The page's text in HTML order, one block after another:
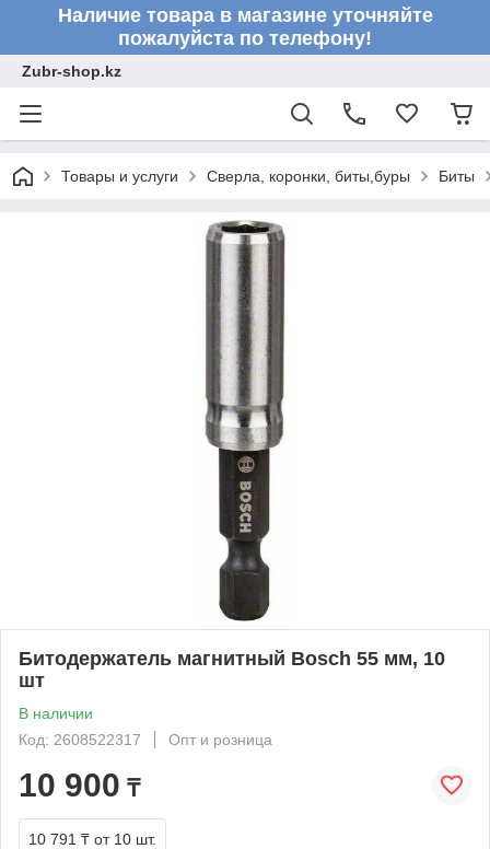
Наличие товара в магазине уточняйте
пожалуйста по телефону!
Zubr-shop.kz
Товары и услуги Сверла, коронки, биты,буры Биты
Битодержатель магнитный Bosch 55 мм, 10
шт
В наличии
Код: 2608522317
Опт и розница
10 900 ₸
10 791 ₸ от 10 шт.